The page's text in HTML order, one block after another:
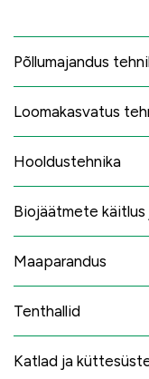
Põllumajandus
Loomakasvatus
Hooldustehnika
Biojäätmete
Maaparandus
Tenthallid
Katlad ja